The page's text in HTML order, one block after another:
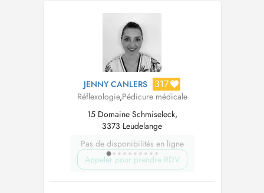
JENNY CANLERS 317
Réflexologie,Pédicure médicale
15 Domaine Schmiseleck,
3373 Leudelange
Pas de disponibilités en ligne
Appeler pour prendre RDV